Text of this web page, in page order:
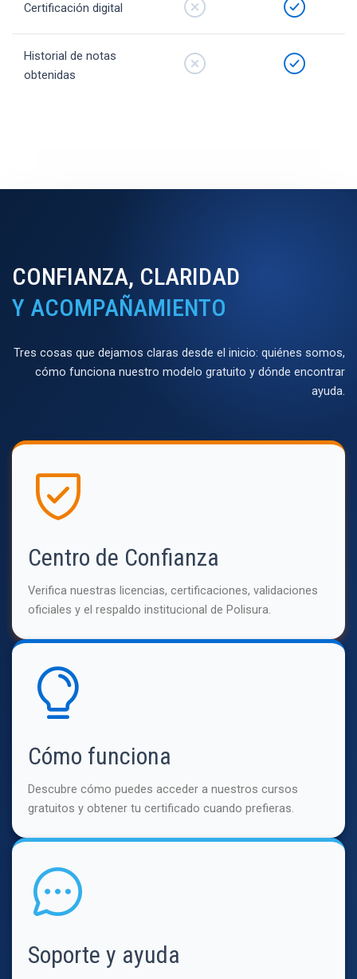
Certificación digital
Historial de notas
obtenidas
CONFIANZA, CLARIDAD
Y ACOMPAÑAMIENTO
Tres cosas que dejamos claras desde el inicio: quiénes somos,
cómo funciona nuestro modelo gratuito y dónde encontrar
ayuda.
Centro de Confianza
Verifica nuestras licencias, certificaciones, validaciones
oficiales y el respaldo institucional de Polisura.
Cómo funciona
Descubre cómo puedes acceder a nuestros cursos
gratuitos y obtener tu certificado cuando prefieras.
Soporte y ayuda